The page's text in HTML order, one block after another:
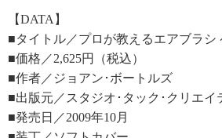
【DATA】
■タイトル／プロが教えるエアブラシ
■価格／2,625円（税込）
■作者／ジョアン･ボートルズ
■出版元／スタジオ･タック･クリエイ
■発売日／2009年10月